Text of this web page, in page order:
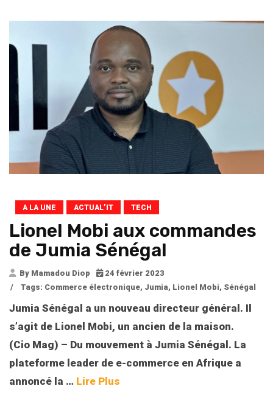
A LA UNE ACTUAL’IT TECH
Lionel Mobi aux commandes
de Jumia Sénégal
By Mamadou Diop
24 février 2023
/
Tags: Commerce électronique, Jumia, Lionel Mobi, Sénégal
Jumia Sénégal a un nouveau directeur général. Il
s’agit de Lionel Mobi, un ancien de la maison.
(Cio Mag) – Du mouvement à Jumia Sénégal. La
plateforme leader de e-commerce en Afrique a
annoncé la … Lire Plus